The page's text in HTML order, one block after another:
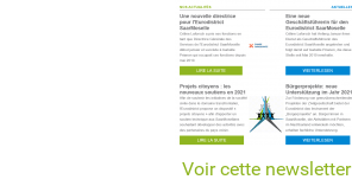
Voir cette newsletter